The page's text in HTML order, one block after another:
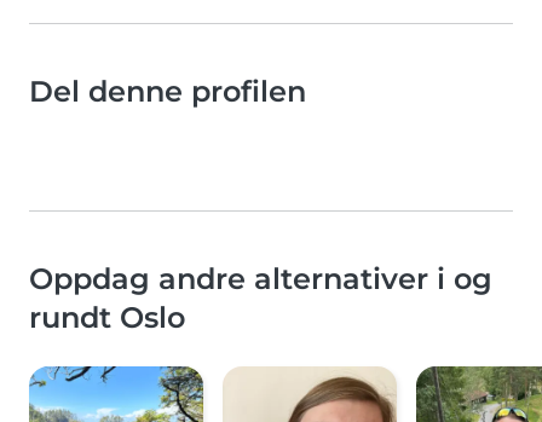
Del denne profilen
Oppdag andre alternativer i og
rundt Oslo